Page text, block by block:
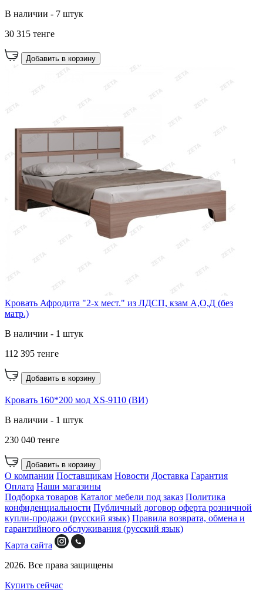
В наличии - 7 штук
30 315 тенге
Добавить в корзину
Кровать Афродита "2-х мест." из ЛДСП, кзам А,О,Д (без
матр.)
В наличии - 1 штук
112 395 тенге
Добавить в корзину
Кровать 160*200 мод XS-9110 (ВИ)
В наличии - 1 штук
230 040 тенге
Добавить в корзину
О компании Поставщикам Новости Доставка Гарантия
Оплата Наши магазины
Подборка товаров Каталог мебели под заказ Политика
конфиденциальности Публичный договор оферта розничной
купли-продажи (русский язык) Правила возврата, обмена и
гарантийного обслуживания (русский язык)
Карта сайта
2026. Все права защищены
Купить сейчас